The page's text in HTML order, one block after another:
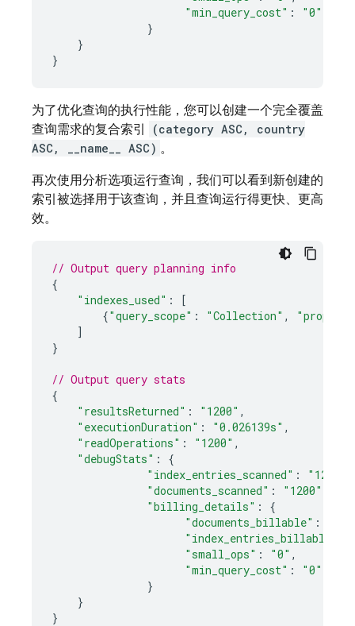
"min_query_cost" : "0"
}
}
}
为了优化查询的执行性能，您可以创建一个完全覆盖
查询需求的复合索引
(category ASC, country
ASC, __name__ ASC) 。
再次使用分析选项运行查询，我们可以看到新创建的
索引被选择用于该查询，并且查询运行得更快、更高
效。
// Output query planning info
{
"indexes_used" :
[
{"query_scope" : "Collection" ,
]
}
// Output query stats
{
"resultsReturned" : "1200" ,
"executionDuration" : "0.026139s" ,
"readOperations" : "1200" ,
"debugStats" :
{
"index_entries_scanned" : "1200"
"documents_scanned" :
"1200"
"billing_details" :
{
"documents_billable" :
"index_entries_billable"
"small_ops" : "0" ,
"min_query_cost" : "0"
}
}
}